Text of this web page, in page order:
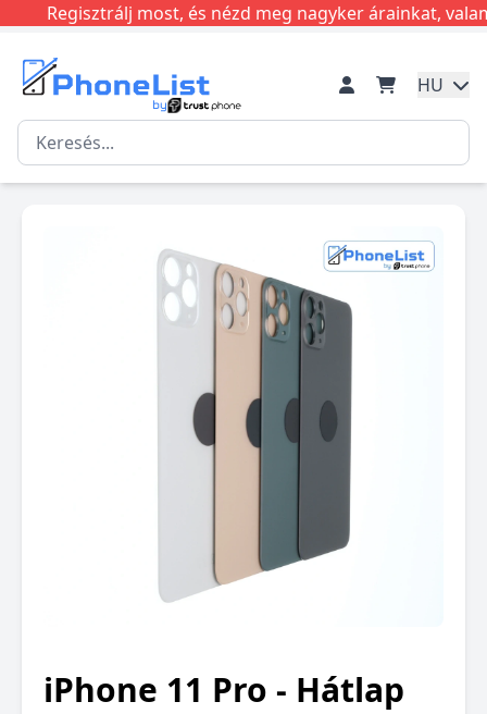
Regisztrálj most, és nézd meg nagyker árainkat,
HU
iPhone 11 Pro - Hátlap